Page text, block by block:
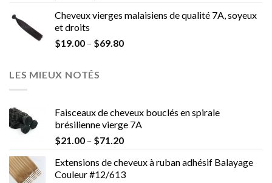
Cheveux vierges malaisiens de qualité 7A, soyeux
et droits
$19.00 – $69.80
LES MIEUX NOTÉS
Faisceaux de cheveux bouclés en spirale
brésilienne vierge 7A
$21.00 – $71.20
Extensions de cheveux à ruban adhésif Balayage
Couleur #12/613